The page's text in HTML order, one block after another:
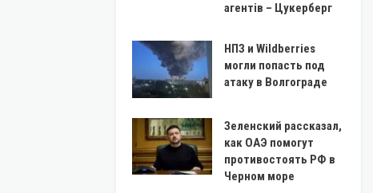
агентів – Цукерберг
НПЗ и Wildberries
могли попасть под
атаку в Волгограде
Зеленский рассказал,
как ОАЭ помогут
противостоять РФ в
Черном море